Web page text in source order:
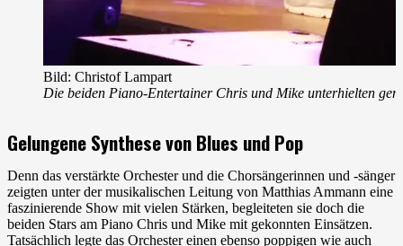
Bild: Christof Lampart
Die beiden Piano-Entertainer Chris und Mike unterhielten
Gelungene Synthese von Blues und Pop
Denn das verstärkte Orchester und die Chorsängerinnen und -sänger
zeigten unter der musikalischen Leitung von Matthias Ammann eine
faszinierende Show mit vielen Stärken, begleiteten sie doch die
beiden Stars am Piano Chris und Mike mit gekonnten Einsätzen.
Tatsächlich legte das Orchester einen ebenso poppigen wie auch